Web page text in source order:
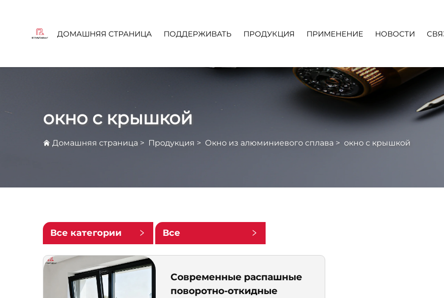
ДОМАШНЯЯ СТРАНИЦА ПОДДЕРЖИВАТЬ
Скачать
ПРОДУКЦИЯ ПРИМЕНЕНИЕ НОВОСТИ
окно с крышкой
Домашняя страница > Продукция > Окно из алюминиевого сплава > окно с крышкой
Все категории Все
подкатегории
Современные распашные
поворотно-откидные